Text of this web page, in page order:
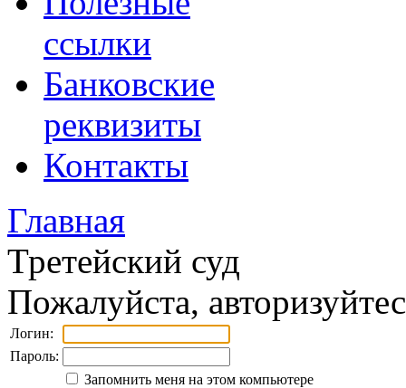
ссылки
Банковские
реквизиты
Контакты
Главная
Третейский суд
Пожалуйста,
Логин:
Пароль:
Запомнить меня на этом компьютере